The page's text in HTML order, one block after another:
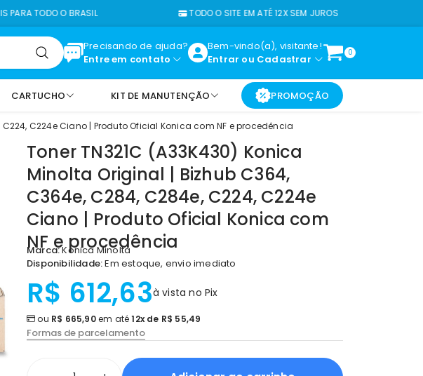
O BRASIL TODO O SITE EM ATÉ 12X SEM JUROS
Precisando de ajuda?
Entre em contato
Bem-vindo(a), visitante!
Entrar ou Cadastrar
0
CARTUCHO KIT DE MANUTENÇÃO PROMOÇÃO
C224e Ciano | Produto Oficial Konica com NF e procedência
Toner TN321C (A33K430) Konica
Minolta Original | Bizhub C364,
C364e, C284, C284e, C224, C224e
Ciano | Produto Oficial Konica com
NF e procedência
Marca:Konica Minolta
Disponibilidade:Em estoque, envio imediato
R$ 612,63à vista no Pix
ou R$ 665,90em até12x de R$ 55,49
Formas de parcelamento